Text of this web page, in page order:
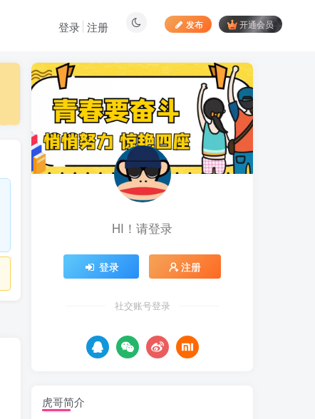
发布 开通会员
登录 注册
最新文章
1 居家拍视频 苹果手动采
集项目 第一人称视角手部操
作视频采集 一天收入轻松百
元起昨天 905
2 向日葵拉新接码平台，一
个号码可撸120+，号码多的
翻倍
6天前
最新海外僵尸防御之战游
150+
目，一部手机轻松日赚
载安装app即可获取高额收
益
5
自媒体代发文章项目 一
HI！请登录
登录 注册
社交账号登录
虎哥简介